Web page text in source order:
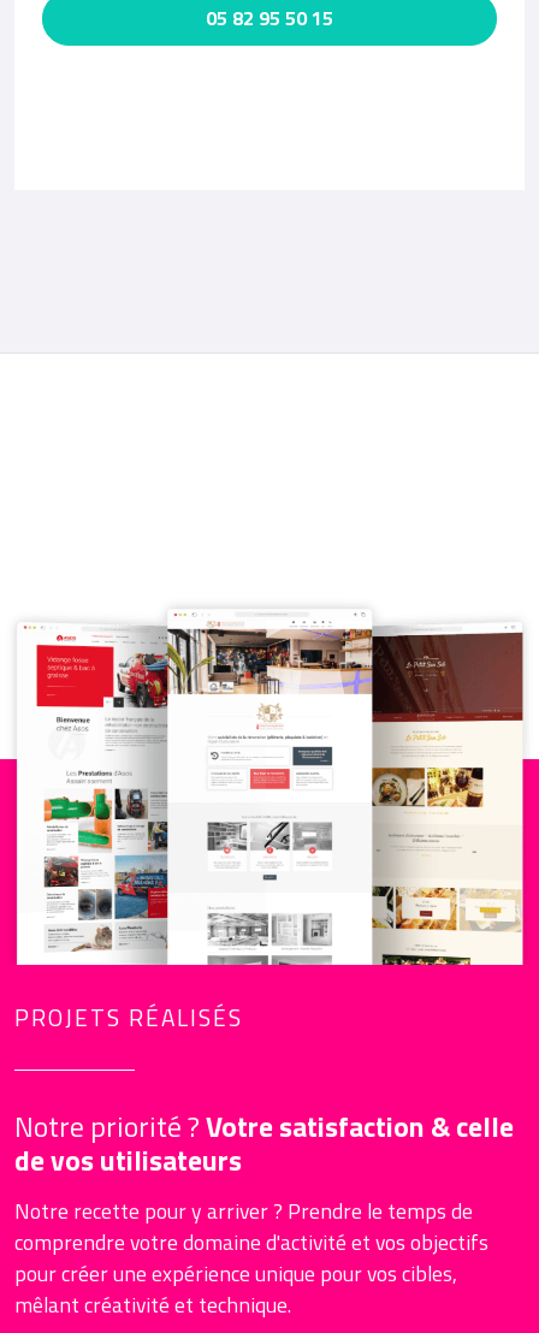
05 82 95 50 15
PROJETS RÉALISÉS
Notre priorité ?Votre satisfaction & celle
de vos utilisateurs
Notre recette pour y arriver ? Prendre le temps de
comprendre votre domaine d'activité et vos objectifs
pour créer une expérience unique pour vos cibles,
mêlant créativité et technique.